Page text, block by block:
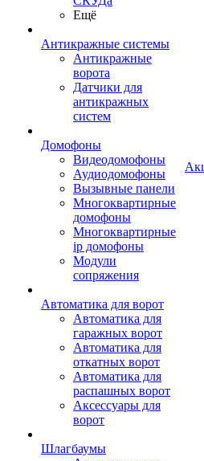
Ещё
Антикражные системы
Антикражные
ворота
Датчики для
антикражных
систем
Домофоны
Видеодомофоны
Аудиодомофоны
Вызывные панели
Многоквартирные
домофоны
Многоквартирные
ip домофоны
Модули
сопряжения
Автоматика для ворот
Автоматика для
гаражных ворот
Автоматика для
откатных ворот
Автоматика для
распашных ворот
Аксессуары для
ворот
Шлагбаумы